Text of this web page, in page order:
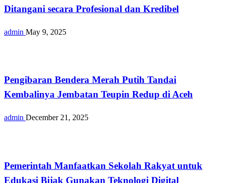
Ditangani secara Profesional dan Kredibel
admin May 9, 2025
Pengibaran Bendera Merah Putih Tandai
Kembalinya Jembatan Teupin Redup di Aceh
admin December 21, 2025
Pemerintah Manfaatkan Sekolah Rakyat untuk
Edukasi Bijak Gunakan Teknologi Digital